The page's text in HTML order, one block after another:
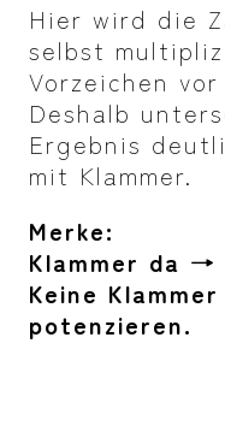
Hier wird die
selbst
Vorzeichen
Deshalb
Ergebnis
mit Klammer.
Merke:
Klammer da
Keine
potenzieren.